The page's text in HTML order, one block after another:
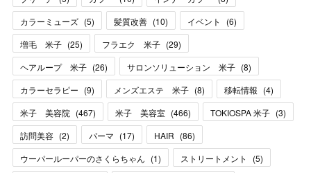
カラーミューズ (5) 髪質改善 (10) イベント (6)
増毛 米子 (25) フラエク 米子 (29)
ヘアループ 米子 (26) サロンソリューション 米子 (8)
カラーセラピー (9) メンズエステ 米子 (8) 移転情報 (4)
米子 美容院 (467) 米子 美容室 (466) TOKIOSPA 米子 (3)
訪問美容 (2) パーマ (17) HAIR (86)
ウーパールーパーのさくらちゃん (1) ストリートメント (5)